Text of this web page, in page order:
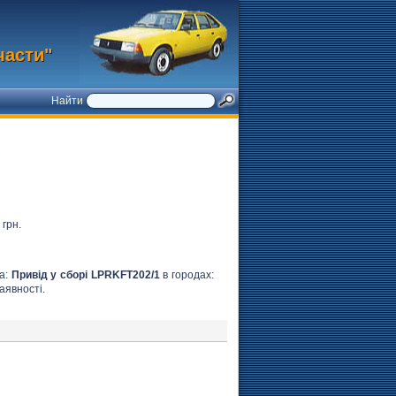
Найти
грн.
Привід у сборі LPRKFT202/1в городах: